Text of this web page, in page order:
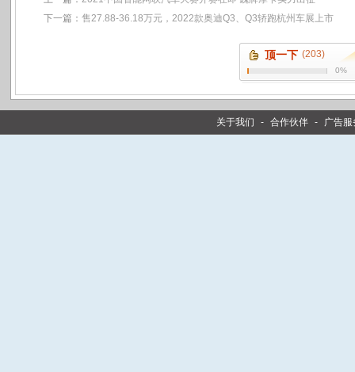
下一篇： 售27.88-36.18万元，2022款奥迪Q3、Q3轿跑杭州车展上市
顶一下 (203)
0%
关于我们 - 合作伙伴 - 广告服